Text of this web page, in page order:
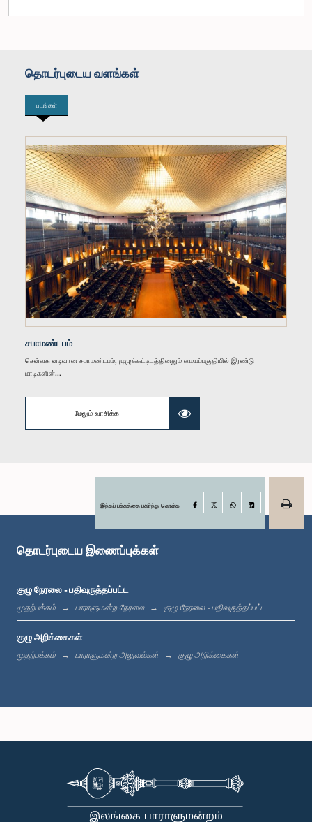
கௌரவ எம்.கே.ஏ.டீ.எஸ். குணவர்தன, பா.உ.
கௌரவ கௌரவ பீலிக்ஸ் பெரேரா, பா.உ.,, பா.உ.
தொடர்புடைய வளங்கள்
படங்கள்
சபாமண்டபம்
செவ்வக வடிவான சபாமண்டபம், முழுக்கட்டிடத்தினதும் மையப்பகுதியில் இரண்டு
மாடிகளின்...
மேலும் வாசிக்க
இந்தப் பக்கத்தை பகிர்ந்து கொள்க Facebook
LinkedIn
தொடர்புடைய இணைப்புக்கள்
குழு நேரலை - பதிவுருத்தப்பட்ட
முதற்பக்கம் பாராளுமன்ற நேரலை குழு நேரலை - பதிவுருத்தப்பட்ட
குழு அறிக்கைகள்
முதற்பக்கம் பாராளுமன்ற அலுவல்கள் குழு அறிக்கைகள்